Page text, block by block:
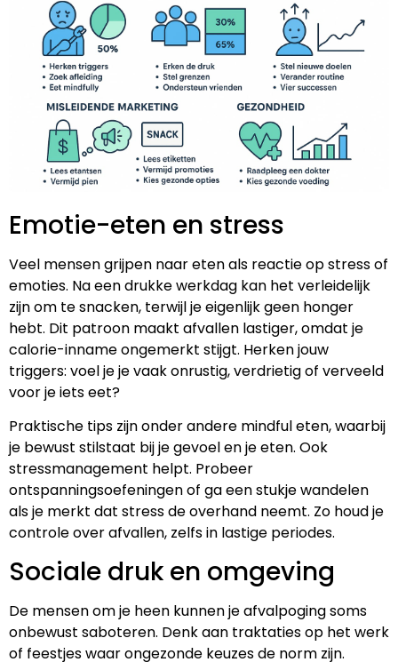
Emotie-eten en stress
Veel mensen grijpen naar eten als reactie op stress of
emoties. Na een drukke werkdag kan het verleidelijk
zijn om te snacken, terwijl je eigenlijk geen honger
hebt. Dit patroon maakt afvallen lastiger, omdat je
calorie-inname ongemerkt stijgt. Herken jouw
triggers: voel je je vaak onrustig, verdrietig of verveeld
voor je iets eet?
Praktische tips zijn onder andere mindful eten, waarbij
je bewust stilstaat bij je gevoel en je eten. Ook
stressmanagement helpt. Probeer
ontspanningsoefeningen of ga een stukje wandelen
als je merkt dat stress de overhand neemt. Zo houd je
controle over afvallen, zelfs in lastige periodes.
Sociale druk en omgeving
De mensen om je heen kunnen je afvalpoging soms
onbewust saboteren. Denk aan traktaties op het werk
of feestjes waar ongezonde keuzes de norm zijn.